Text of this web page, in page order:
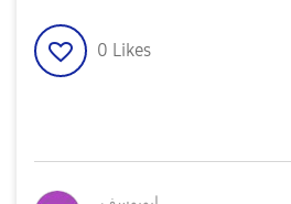
0 Likes